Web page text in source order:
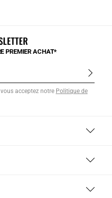
PREMIER ACHAT*
acceptez notre Politique de